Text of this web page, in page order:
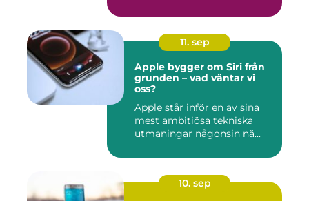
11. sep
Apple bygger om Siri från
grunden – vad väntar vi
oss?
Apple står inför en av sina
mest ambitiösa tekniska
utmaningar någonsin nä...
10. sep